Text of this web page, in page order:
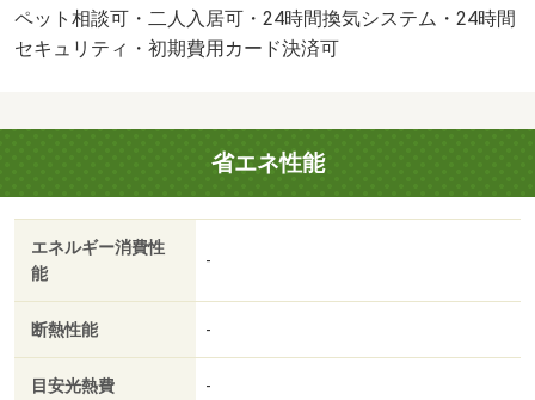
等：加入要（初回：３３０００円 毎月：総額賃料の
２％）・維持費等：シャーメゾンライフＳＵＰＰＯＲＴ２
可能です♪初期費用のクレジットカード払い対応していま
す。費用の見積り、ご質問・ご相談等、お気軽に当店へお
問い合わせ下さい。・バイク置場：なし・駐輪場：有/ハウ
スクリーニング代 92400円
ペット相談可・二人入居可・24時間換気システム・24時間
セキュリティ・初期費用カード決済可
省エネ性能
エネルギー消費性
能
-
断熱性能 -
目安光熱費 -